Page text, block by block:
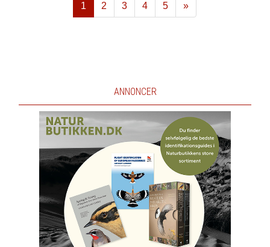
1 2 3 4 5
»
Næste
ANNONCER